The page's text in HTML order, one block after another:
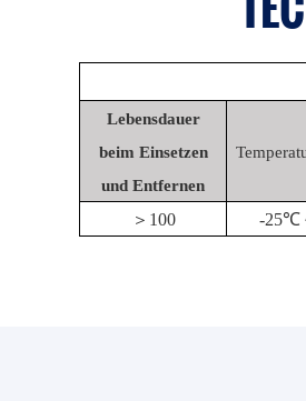
Lebensdauer
beim Einsetzen
und Entfernen
＞ 100 -25℃